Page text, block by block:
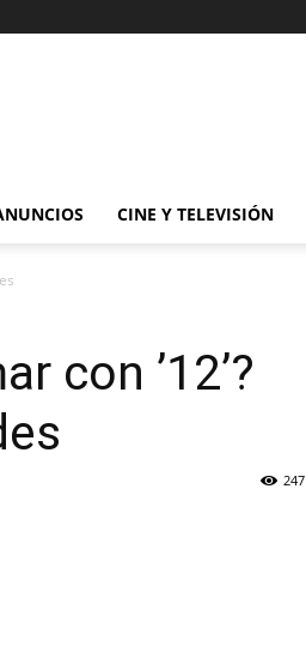
CINE Y TELEVISIÓN
con ’12’?
247